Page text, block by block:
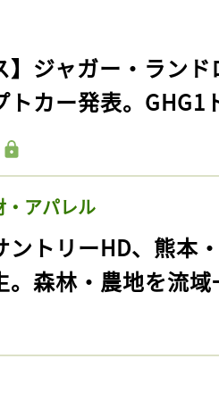
】ジャガー・ラン
トカー発表。GHG1
アパレル
ントリーHD、熊本
。森林・農地を流